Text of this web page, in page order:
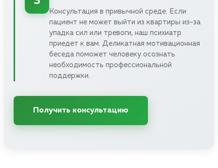
Консультация в привычной среде. Если
пациент не может выйти из квартиры из-за
упадка сил или тревоги, наш психиатр
приедет к вам. Деликатная мотивационная
беседа поможет человеку осознать
необходимость профессиональной
поддержки.
Получить консультацию